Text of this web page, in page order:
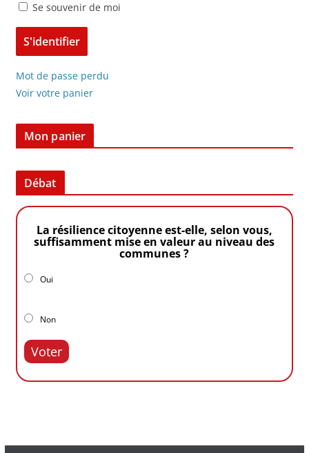
Se souvenir de moi
Mot de passe perdu
Voir votre panier
Mon panier
Débat
La résilience citoyenne est-elle, selon vous,
suffisamment mise en valeur au niveau des
communes ?
Oui
Non
Voter